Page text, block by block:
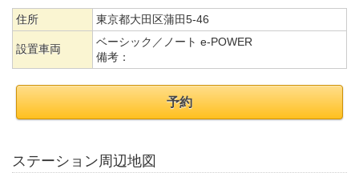
住所 東京都大田区蒲田5-46
設置車両
ベーシック／ノート e-POWER
備考：
予約
ステーション周辺地図